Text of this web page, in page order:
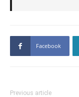
Facebook
Previous article